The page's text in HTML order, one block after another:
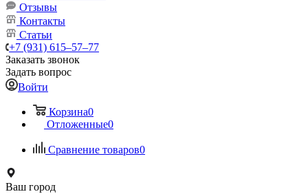
Отзывы
Контакты
Статьи
+7 (931) 615‒57‒77
Заказать звонок
Задать вопрос
Войти
Корзина0
Отложенные0
Сравнение товаров0
Ваш город